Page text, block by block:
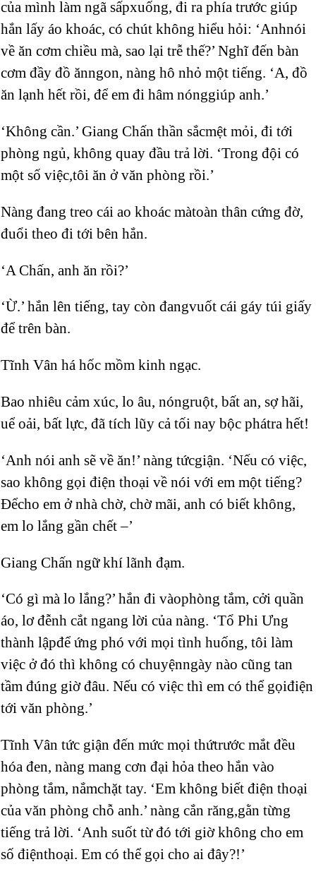
của mình làm ngã sấpxuống, đi ra phía trước giúp
hắn lấy áo khoác, có chút không hiểu hỏi: ‘Anhnói
về ăn cơm chiều mà, sao lại trễ thế?’ Nghĩ đến bàn
cơm đầy đồ ănngon, nàng hô nhỏ một tiếng. ‘A, đồ
ăn lạnh hết rồi, để em đi hâm nónggiúp anh.’
‘Không cần.’ Giang Chấn thần sắcmệt mỏi, đi tới
phòng ngủ, không quay đầu trả lời. ‘Trong đội có
một số việc,tôi ăn ở văn phòng rồi.’
Nàng đang treo cái ao khoác màtoàn thân cứng đờ,
đuổi theo đi tới bên hắn.
‘A Chấn, anh ăn rồi?’
‘Ừ.’ hắn lên tiếng, tay còn đangvuốt cái gáy túi giấy
để trên bàn.
Tĩnh Vân há hốc mồm kinh ngạc.
Bao nhiêu cảm xúc, lo âu, nóngruột, bất an, sợ hãi,
uể oải, bất lực, đã tích lũy cả tối nay bộc phátra hết!
‘Anh nói anh sẽ về ăn!’ nàng tứcgiận. ‘Nếu có việc,
sao không gọi điện thoại về nói với em một tiếng?
Đểcho em ở nhà chờ, chờ mãi, anh có biết không,
em lo lắng gần chết –’
Giang Chấn ngữ khí lãnh đạm.
‘Có gì mà lo lắng?’ hắn đi vàophòng tắm, cởi quần
áo, lơ đễnh cắt ngang lời của nàng. ‘Tổ Phi Ưng
thành lậpđể ứng phó với mọi tình huống, tôi làm
việc ở đó thì không có chuyệnngày nào cũng tan
tầm đúng giờ đâu. Nếu có việc thì em có thể gọiđiện
tới văn phòng.’
Tĩnh Vân tức giận đến mức mọi thứtrước mắt đều
hóa đen, nàng mang cơn đại hỏa theo hắn vào
phòng tắm, nắmchặt tay. ‘Em không biết điện thoại
của văn phòng chỗ anh.’ nàng cắn răng,gằn từng
tiếng trả lời. ‘Anh suốt từ đó tới giờ không cho em
số điệnthoại. Em có thể gọi cho ai đây?!’